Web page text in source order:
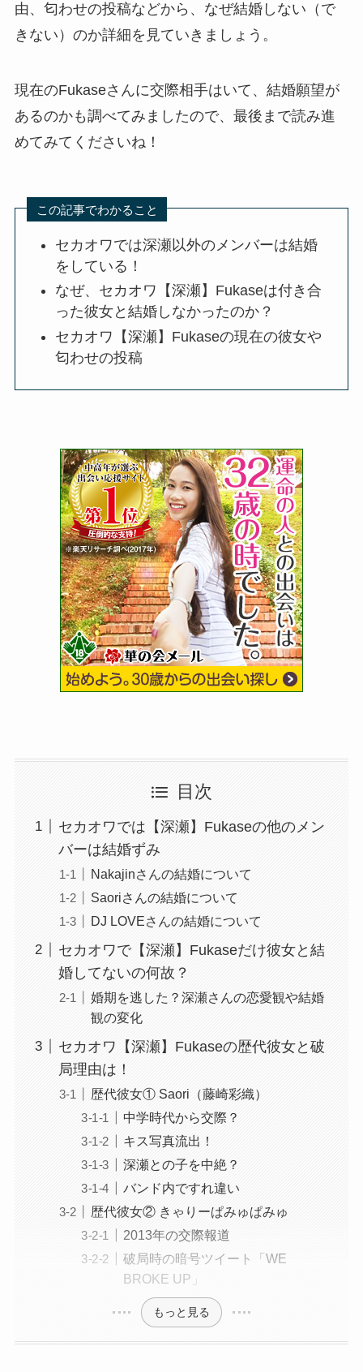
由、匂わせの投稿などから、なぜ結婚しない（で
きない）のか詳細を見ていきましょう。
現在のFukaseさんに交際相手はいて、結婚願望が
あるのかも調べてみましたので、最後まで読み進
めてみてくださいね！
この記事でわかること
セカオワでは深瀬以外のメンバーは結婚
をしている！
なぜ、セカオワ【深瀬】Fukaseは付き合
った彼女と結婚しなかったのか？
セカオワ【深瀬】Fukaseの現在の彼女や
匂わせの投稿
目次
セカオワでは【深瀬】Fukaseの他のメン
バーは結婚ずみ
Nakajinさんの結婚について
Saoriさんの結婚について
DJ LOVEさんの結婚について
セカオワで【深瀬】Fukaseだけ彼女と結
婚してないの何故？
婚期を逃した？深瀬さんの恋愛観や結婚
観の変化
セカオワ【深瀬】Fukaseの歴代彼女と破
局理由は！
歴代彼女① Saori（藤崎彩織）
中学時代から交際？
キス写真流出！
深瀬との子を中絶？
バンド内ですれ違い
歴代彼女② きゃりーぱみゅぱみゅ
2013年の交際報道
破局時の暗号ツイート「WE
BROKE UP」
もっと見る